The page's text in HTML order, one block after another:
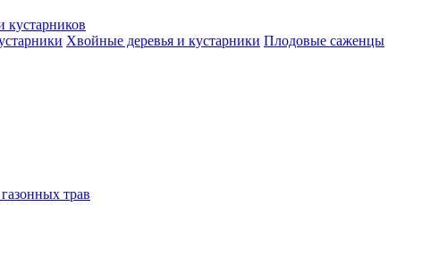
кустарников
Хвойные деревья и кустарники Плодовые саженцы
трав